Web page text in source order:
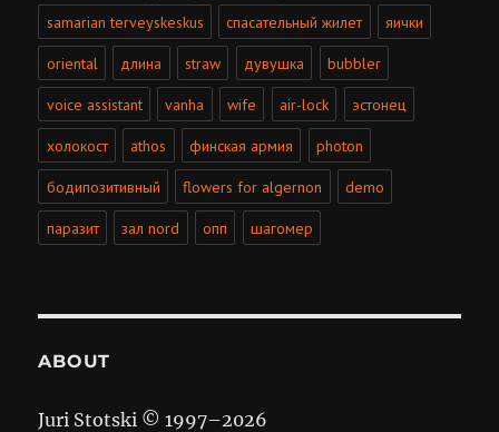
samarian terveyskeskus спасательный жилет яички
oriental длина straw дувушка bubbler
voice assistant vanha wife air-lock эстонец
холокост athos финская армия photon
бодипозитивный flowers for algernon demo
паразит зал nord опп шагомер
ABOUT
Juri Stotski © 1997–2026